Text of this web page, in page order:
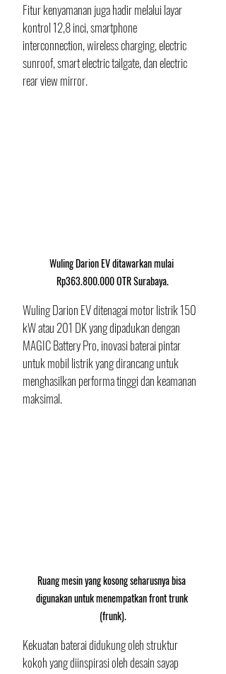
Fitur kenyamanan juga hadir melalui layar
kontrol 12,8 inci, smartphone
interconnection, wireless charging, electric
sunroof, smart electric tailgate, dan electric
rear view mirror.
Wuling Darion EV ditawarkan mulai
Rp363.800.000 OTR Surabaya.
Wuling Darion EV ditenagai motor listrik 150
kW atau 201 DK yang dipadukan dengan
MAGIC Battery Pro, inovasi baterai pintar
untuk mobil listrik yang dirancang untuk
menghasilkan performa tinggi dan keamanan
maksimal.
Ruang mesin yang kosong seharusnya bisa
digunakan untuk menempatkan front trunk
(frunk).
Kekuatan baterai didukung oleh struktur
kokoh yang diinspirasi oleh desain sayap